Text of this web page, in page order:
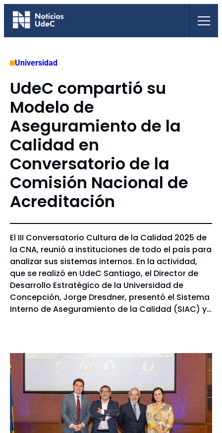
Saltar
Universidad
UdeC compartió su
Modelo de
Aseguramiento de la
Calidad en
Conversatorio de la
Comisión Nacional de
Acreditación
El III Conversatorio Cultura de la Calidad 2025 de
la CNA, reunió a instituciones de todo el país para
analizar sus sistemas internos. En la actividad,
que se realizó en UdeC Santiago, el Director de
Desarrollo Estratégico de la Universidad de
Concepción, Jorge Dresdner, presentó el Sistema
Interno de Aseguramiento de la Calidad (SIAC) y…